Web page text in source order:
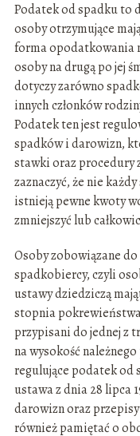
Podatek od spadku to
osoby otrzymujące
forma opodatkowania
osoby na drugą po jej
dotyczy zarówno
innych członków
Podatek ten jest
spadków i darowizn,
stawki oraz procedury
zaznaczyć, że nie
istnieją pewne kwoty
zmniejszyć lub
Osoby zobowiązane
spadkobiercy, czyli
ustawy dziedziczą
stopnia
przypisani do jednej z
na wysokość
regulujące podatek od
ustawa z dnia 28 lipca
darowizn oraz
również pamiętać o